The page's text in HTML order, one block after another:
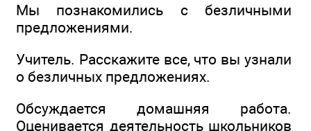
Мы познакомились с безличными
предложениями.
Учитель. Расскажите все, что вы узнали
о безличных предложениях.
Обсуждается домашняя работа.
Оценивается деятельность школьников